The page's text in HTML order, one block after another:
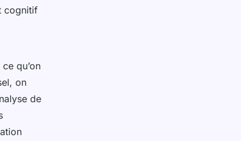
cognitif
qu’on
on
de